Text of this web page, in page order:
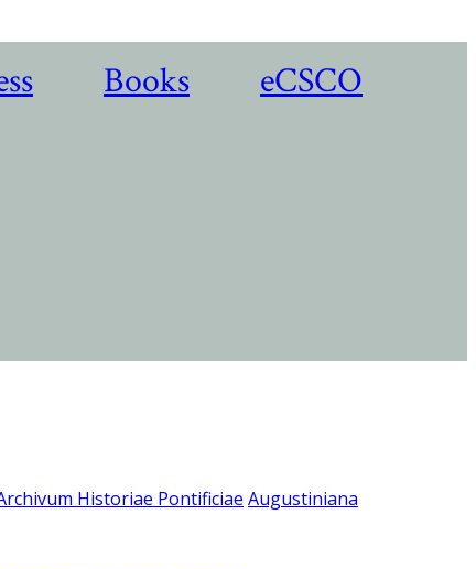
Books eCSCO
Historiae Pontificiae Augustiniana